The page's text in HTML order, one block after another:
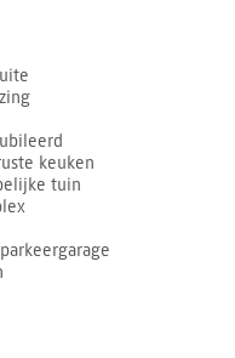
keuken
tuin